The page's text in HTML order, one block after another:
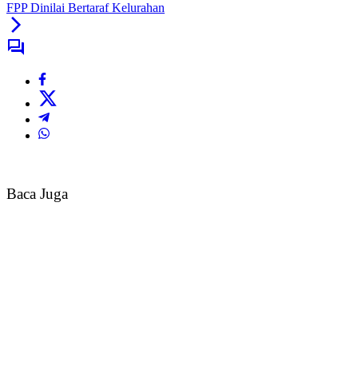
FPP Dinilai Bertaraf Kelurahan
Baca Juga